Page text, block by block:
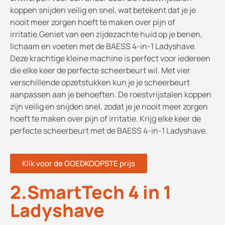
koppen snijden veilig en snel, wat betekent dat je je
nooit meer zorgen hoeft te maken over pijn of
irritatie.Geniet van een zijdezachte huid op je benen,
lichaam en voeten met de BAESS 4-in-1 Ladyshave.
Deze krachtige kleine machine is perfect voor iedereen
die elke keer de perfecte scheerbeurt wil. Met vier
verschillende opzetstukken kun je je scheerbeurt
aanpassen aan je behoeften. De roestvrijstalen koppen
zijn veilig en snijden snel, zodat je je nooit meer zorgen
hoeft te maken over pijn of irritatie. Krijg elke keer de
perfecte scheerbeurt met de BAESS 4-in-1 Ladyshave.
Klik voor de GOEDKOOPSTE prijs
2.SmartTech 4 in 1
Ladyshave